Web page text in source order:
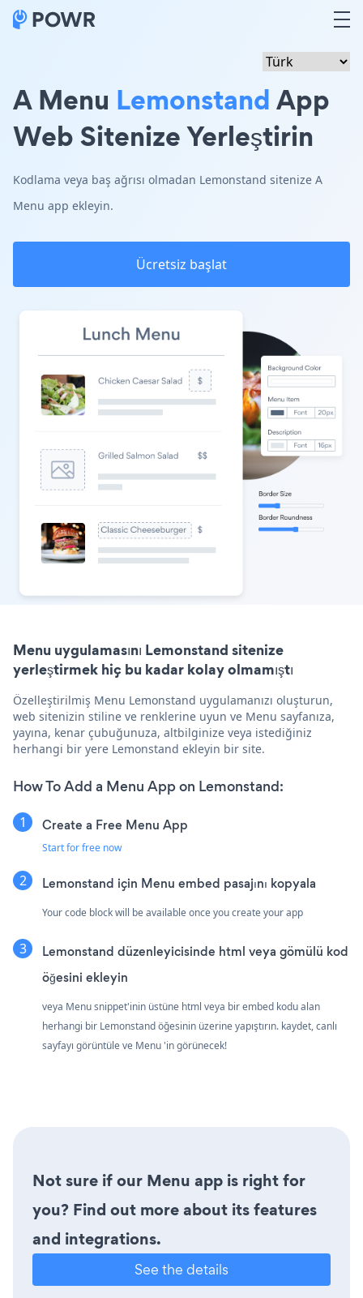
A Menu LemonstandApp
Web Sitenize Yerleştirin
Kodlama veya baş ağrısı olmadan Lemonstand sitenize A
Menu app ekleyin.
Ücretsiz başlat
Menu uygulamasını Lemonstand sitenize
yerleştirmek hiç bu kadar kolay olmamıştı
Özelleştirilmiş Menu Lemonstand uygulamanızı oluşturun,
web sitenizin stiline ve renklerine uyun ve Menu sayfanıza,
yayına, kenar çubuğunuza, altbilginize veya istediğiniz
herhangi bir yere Lemonstand ekleyin bir site.
How To Add a Menu App on Lemonstand:
Create a Free Menu App
Start for free now
Lemonstand için Menu embed pasajını kopyala
Your code block will be available once you create your app
Lemonstand düzenleyicisinde html veya gömülü kod
öğesini ekleyin
veya Menu snippet'inin üstüne html veya bir embed kodu alan
herhangi bir Lemonstand öğesinin üzerine yapıştırın. kaydet, canlı
sayfayı görüntüle ve Menu 'in görünecek!
Not sure if our Menu app is right for
you? Find out more about its features
and integrations.
See the details